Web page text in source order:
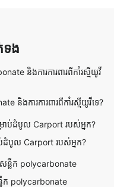
ទង
និងការការពារពីកាំរស្មីយូវីទេ?
ដំបូល Carport របស់អ្នក?
ក polycarbonate